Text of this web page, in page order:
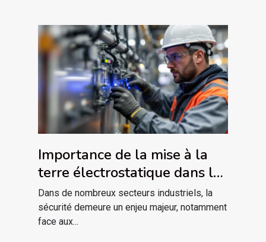
Importance de la mise à la
terre électrostatique dans les
industries à risque
Dans de nombreux secteurs industriels, la
sécurité demeure un enjeu majeur, notamment
face aux...